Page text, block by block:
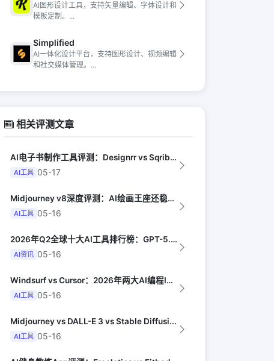
AI图形设计工具，支持矢量编辑、字体设计和
模板定制。...
Simplified
AI一体化设计平台，支持图形设计、视频编辑
和社交媒体管理。...
相关评测文章
AI电子书制作工具评测：Designrr vs Sqribble vs Vell...
AI工具 05-17
Midjourney v8深度评测：AI绘画王座还稳吗（Digital Arts...
AI工具 05-16
2026年Q2全球十大AI工具排行榜：GPT-5.4领跑，Claude Opus...
AI资讯 05-16
Windsurf vs Cursor：2026年两大AI编程IDE终极对决实测（...
AI工具 05-16
Midjourney vs DALL-E 3 vs Stable Diffusi...
AI工具 05-16